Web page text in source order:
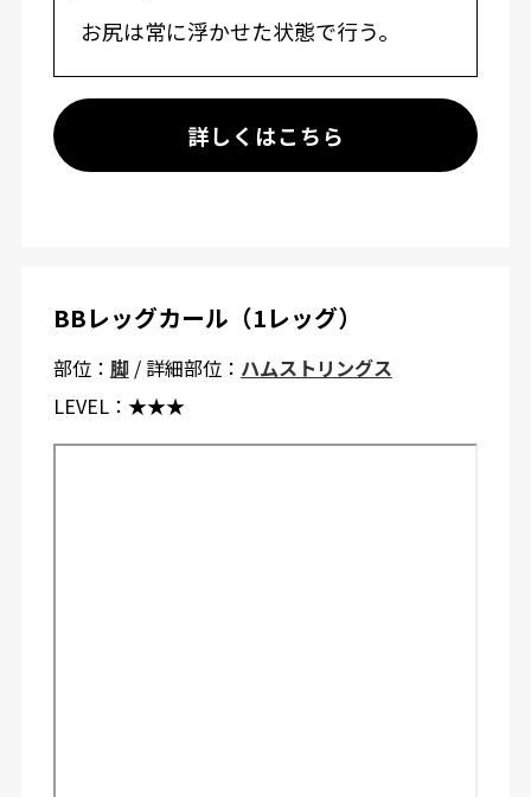
お尻は常に浮かせた状態で行う。
詳しくはこちら
BBレッグカール（1レッグ）
部位： 脚/ 詳細部位： ハムストリングス
LEVEL： ★★★